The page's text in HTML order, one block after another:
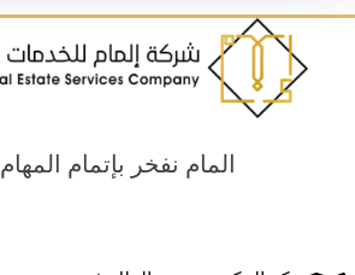
المام نفخر بإتمام المهام